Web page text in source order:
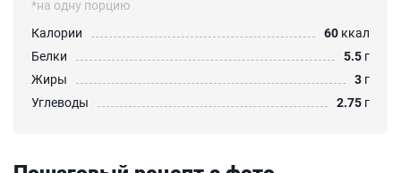
*на одну порцию
Калории
60 ккал
Белки
5.5 г
Жиры
3 г
Углеводы
2.75 г